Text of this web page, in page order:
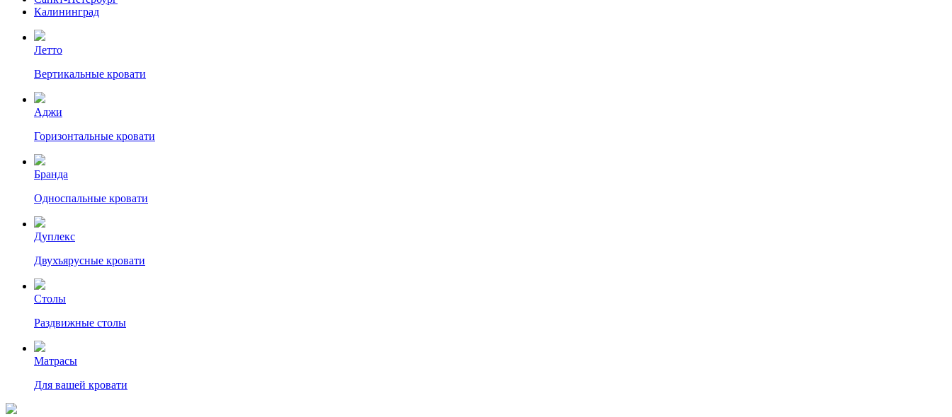
Калининград
Летто
Вертикальные кровати
Аджи
Горизонтальные кровати
Бранда
Односпальные кровати
Дуплекс
Двухъярусные кровати
Столы
Раздвижные столы
Матрасы
Для вашей кровати